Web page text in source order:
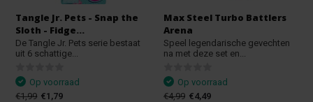
Tangle Jr. Pets - Snap the
Sloth - Fidge...
De Tangle Jr. Pets serie bestaat
uit 6 schattige...
Op voorraad
€1,99 €1,79
Max Steel Turbo Battlers
Arena
Speel legendarische gevechten
na met deze set en...
Op voorraad
€4,99 €4,49